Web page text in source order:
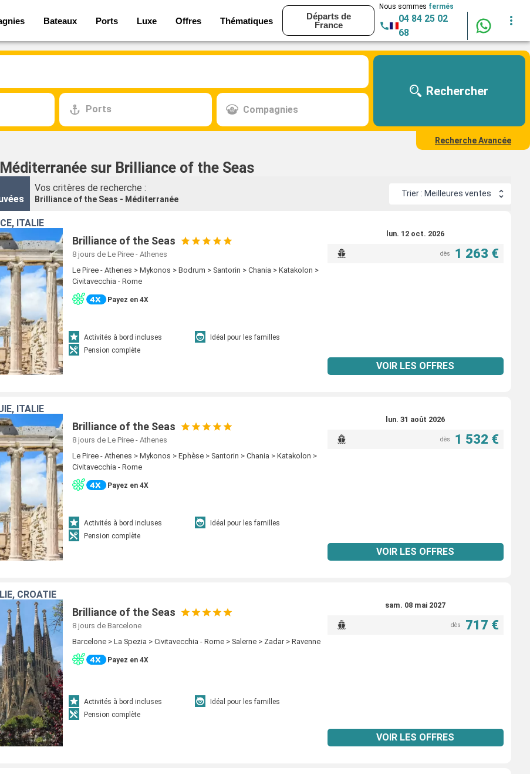
Bateaux Ports Luxe Offres Thématiques
Départs de
France
Nous sommes fermés
04 84 25 02
68
Ports Compagnies
Rechercher
Recherche Avancée
sur Brilliance of the Seas
Vos critères de recherche :
Brilliance of the Seas - Méditerranée
Trier : Meilleures ventes
ITALIE
Brilliance of the Seas
8 jours de Le Piree - Athenes
Le Piree - Athenes > Mykonos > Bodrum > Santorin > Chania > Katakolon >
Civitavecchia - Rome
Payez en 4X
Activités à bord incluses
Idéal pour les familles
Pension complète
lun. 12 oct. 2026
dès 1 263 €
VOIR LES OFFRES
ITALIE
Brilliance of the Seas
8 jours de Le Piree - Athenes
Le Piree - Athenes > Mykonos > Ephèse > Santorin > Chania > Katakolon >
Civitavecchia - Rome
Payez en 4X
Activités à bord incluses
Idéal pour les familles
Pension complète
lun. 31 août 2026
dès 1 532 €
VOIR LES OFFRES
CROATIE
Brilliance of the Seas
8 jours de Barcelone
Barcelone > La Spezia > Civitavecchia - Rome > Salerne > Zadar > Ravenne
Payez en 4X
Activités à bord incluses
Idéal pour les familles
Pension complète
sam. 08 mai 2027
dès 717 €
VOIR LES OFFRES